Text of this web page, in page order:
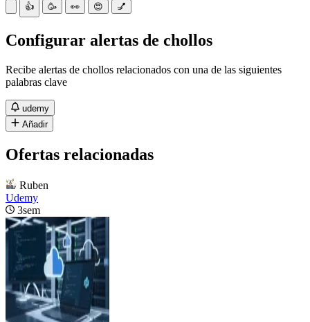
👍 🥳 👀 😍 💅
Configurar alertas de chollos
Recibe alertas de chollos relacionados con una de las siguientes
palabras clave
udemy
Añadir
Ofertas relacionadas
Ruben
Udemy
3sem